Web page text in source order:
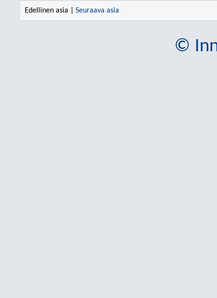
Edellinen asia | Seuraava asia
©